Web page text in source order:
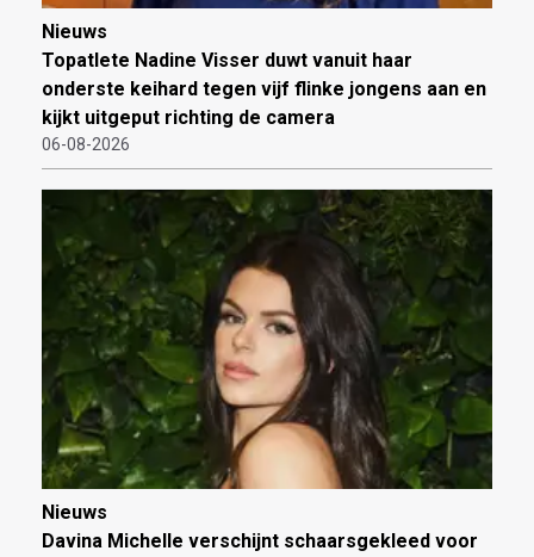
Nieuws
Topatlete Nadine Visser duwt vanuit haar
onderste keihard tegen vijf flinke jongens aan en
kijkt uitgeput richting de camera
06-08-2026
Nieuws
Davina Michelle verschijnt schaarsgekleed voor